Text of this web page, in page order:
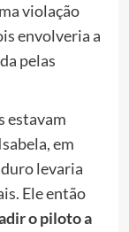
violação
envolveria a
pelas
estavam
em
levaria
Ele então
o piloto a